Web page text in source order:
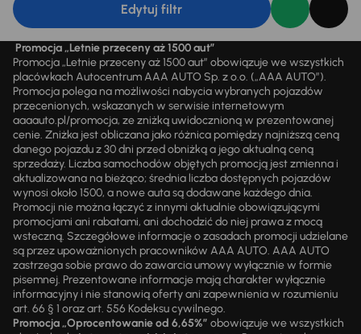
Edytuj filtr
Promocja „Letnie przeceny aż 1500 aut”
Promocja „Letnie przeceny aż 1500 aut” obowiązuje we wszystkich
placówkach Autocentrum AAA AUTO Sp. z o.o. („AAA AUTO”).
Promocja polega na możliwości nabycia wybranych pojazdów
przecenionych, wskazanych w serwisie internetowym
aaaauto.pl/promocja, ze zniżką uwidocznioną w prezentowanej
cenie. Zniżka jest obliczana jako różnica pomiędzy najniższą ceną
danego pojazdu z 30 dni przed obniżką a jego aktualną ceną
sprzedaży. Liczba samochodów objętych promocją jest zmienna i
aktualizowana na bieżąco; średnia liczba dostępnych pojazdów
wynosi około 1500, a nowe auta są dodawane każdego dnia.
Promocji nie można łączyć z innymi aktualnie obowiązującymi
promocjami ani rabatami, ani dochodzić do niej prawa z mocą
wsteczną. Szczegółowe informacje o zasadach promocji udzielane
są przez upoważnionych pracowników AAA AUTO. AAA AUTO
zastrzega sobie prawo do zawarcia umowy wyłącznie w formie
pisemnej. Prezentowane informacje mają charakter wyłącznie
informacyjny i nie stanowią oferty ani zapewnienia w rozumieniu
art. 66 § 1 oraz art. 556 Kodeksu cywilnego.
Promocja „Oprocentowanie od 6,65%” obowiązuje we wszystkich